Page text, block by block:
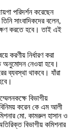
পরিদর্শন করেছেন
সাংবাদিকদের বলেন,
করতে হবে। তাই এই
করণীয় নির্ধারণ করা
অনুমোদন নেওয়া হবে।
ব্যবস্থা থাকবে। যাঁরা
বিভাগীয়
করেন কে এম আলী
মো. কামরুল হাসান ও
বিভাগীয় কমিশনার